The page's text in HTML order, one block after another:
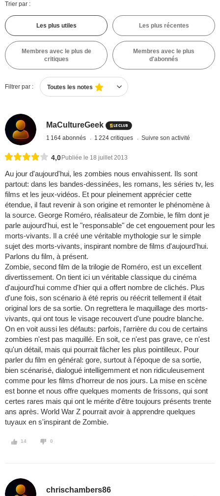
Trier par :
Les plus utiles Les plus récentes
Membres avec le plus de
critiques
Membres avec le plus
d'abonnés
Filtrer par : Toutes les notes
MaCultureGeek
1 164 abonnés 1 224 critiques Suivre son activité
4,0 Publiée le 18 juillet 2013
Au jour d'aujourd'hui, les zombies nous envahissent. Ils sont
partout: dans les bandes-dessinées, les romans, les séries tv, les
films et les jeux-vidéos. Et pour pleinement apprécier cette
étendue, il faut revenir à son origine et remonter le phénomène à
la source. George Roméro, réalisateur de Zombie, le film dont je
parle aujourd'hui, est le "responsable" de cet engouement pour les
morts-vivants. Il a créé une véritable mythologie sur le simple
sujet des morts-vivants, inspirant nombre de films d'aujourd'hui.
Parlons du film, à présent.
Zombie, second film de la trilogie de Roméro, est un excellent
divertissement. On tient ici un véritable classique du cinéma
d'aujourd'hui comme d'hier qui a offert nombre de clichés. Plus
d'une fois, son scénario à été repris ou réécrit tellement il était
original lors de sa sortie. On regrettera le maquillage des morts-
vivants, qui ont tous le visage recouvert d'une poudre blanche.
On en voit aussi les défauts: parfois, l'arrière du cou de certains
zombies n'est pas maquillé. En soit, ce n'est pas grave, ce n'est
qu'un détail, mais qui pourrait fâcher les plus pointilleux. Pour
parler du film en général: gore, surtout à l'époque de sa sortie,
bien scénarisé, dialogué intelligemment et non ridiculeusement
comme pour les films d'horreur de nos jours. La mise en scène
est bonne et nous offre quelques moments de frissons, qui sont
certes rares mais qui ont le mérite d'être toujours présents trente
ans après. World War Z pourrait avoir à apprendre quelques
tuyaux en s'inspirant de Zombie.
14 0
chrischambers86